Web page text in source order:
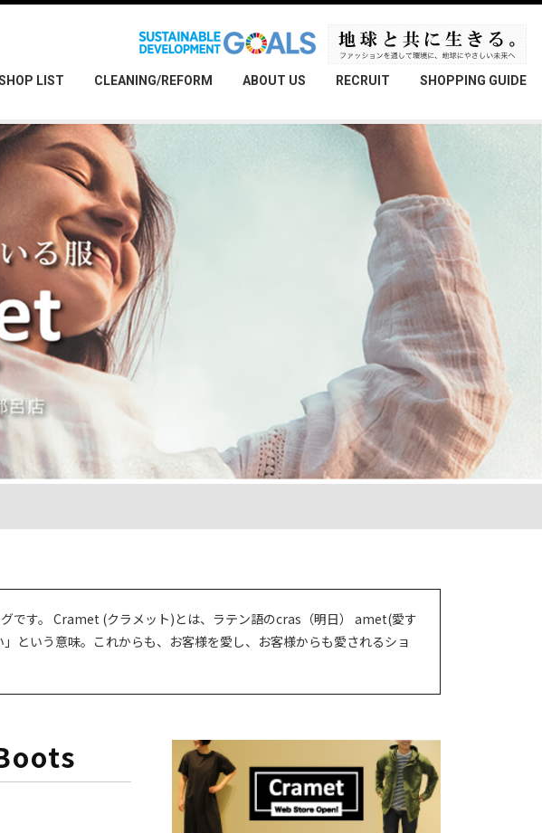
LIST CLEANING/REFORM ABOUT US RECRUIT SHOPPING GUIDE
です。 Cramet (クラメット)とは、ラテン語のcras（明日） amet(愛す
という意味。これからも、お客様を愛し、お客様からも愛されるショ